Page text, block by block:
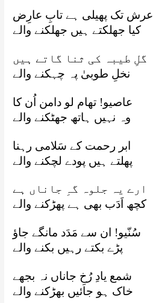
عرش تک پھیلی ہے تابِ عارِض
کیا جھلکتے ہیں جھلکنے والے
گلِ طیبہ کی ثنا گاتے ہیں
نخلِ طوبیٰ پہ چہکنے والے
عاصیو! تھام لو دامن اُن کا
وہ نہیں ہاتھ جھٹکنے والے
ابر رحمت کے سَلامی رہنا
پھلتے ہیں پودے لچکنے والے
ارے یہ جلوہ گہِ جاناں ہے
کچھ اَدَب بھی ہے پھڑکنے والے
سُنّیو! ان سے مَدَد مانگے جاؤ
پڑے بکتے رہیں بکنے والے
شمع یادِ رُخِ جاناں نہ بجھے
خاک ہو جائیں بھڑکنے والے